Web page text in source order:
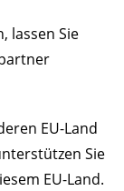
lassen Sie
EU-Land
Sie
EU-Land.